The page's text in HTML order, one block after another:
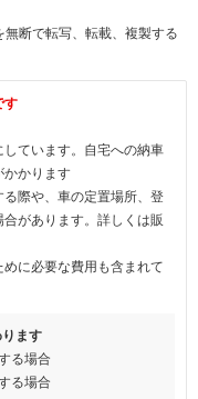
断で転写、転載、複製する
す
ています。自宅への納車
かかります
際や、車の定置場所、登
があります。詳しくは販
に必要な費用も含まれて
ります
る場合
る場合